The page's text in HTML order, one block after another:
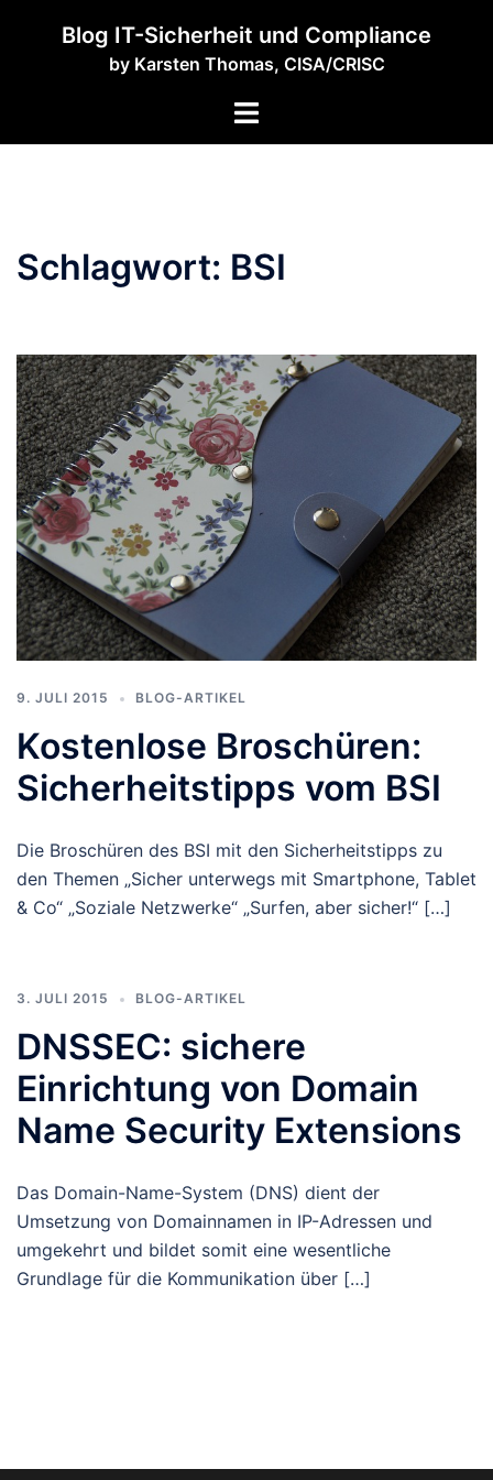
Blog IT-Sicherheit und Compliance
by Karsten Thomas, CISA/CRISC
Menü
Schlagwort: BSI
9. JULI 2015 BLOG-ARTIKEL
Kostenlose Broschüren:
Sicherheitstipps vom BSI
Die Broschüren des BSI mit den Sicherheitstipps zu
den Themen „Sicher unterwegs mit Smartphone, Tablet
& Co“ „Soziale Netzwerke“ „Surfen, aber sicher!“ […]
3. JULI 2015 BLOG-ARTIKEL
DNSSEC: sichere
Einrichtung von Domain
Name Security Extensions
Das Domain-Name-System (DNS) dient der
Umsetzung von Domainnamen in IP-Adressen und
umgekehrt und bildet somit eine wesentliche
Grundlage für die Kommunikation über […]